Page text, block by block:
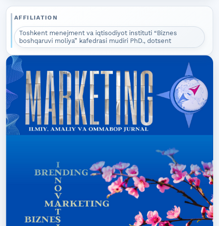
AFFILIATION
Toshkent menejment va iqtisodiyot instituti “Biznes
boshqaruvi moliya” kafedrasi mudiri PhD., dotsent